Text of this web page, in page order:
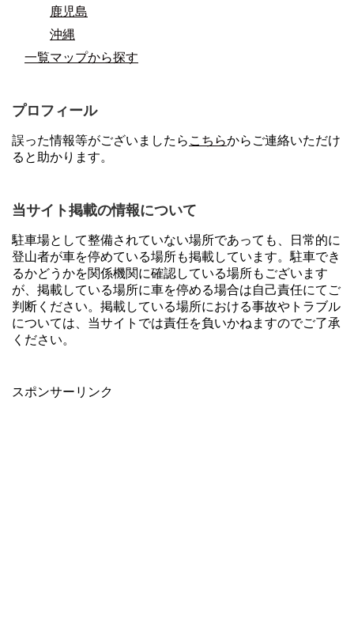
鹿児島
沖縄
一覧マップから探す
プロフィール
誤った情報等がございましたら こちらからご連絡いただけ
ると助かります。
当サイト掲載の情報について
駐車場として整備されていない場所であっても、日常的に
登山者が車を停めている場所も掲載しています。駐車でき
るかどうかを関係機関に確認している場所もございます
が、掲載している場所に車を停める場合は自己責任にてご
判断ください。掲載している場所における事故やトラブル
については、当サイトでは責任を負いかねますのでご了承
ください。
スポンサーリンク